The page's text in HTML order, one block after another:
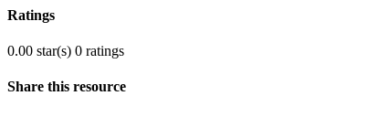
Ratings
0.00 star(s) 0 ratings
Share this resource